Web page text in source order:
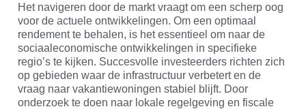
Het navigeren door de markt vraagt om een scherp oog
voor de actuele ontwikkelingen. Om een optimaal
rendement te behalen, is het essentieel om naar de
sociaaleconomische ontwikkelingen in specifieke
regio’s te kijken. Succesvolle investeerders richten zich
op gebieden waar de infrastructuur verbetert en de
vraag naar vakantiewoningen stabiel blijft. Door
onderzoek te doen naar lokale regelgeving en fiscale